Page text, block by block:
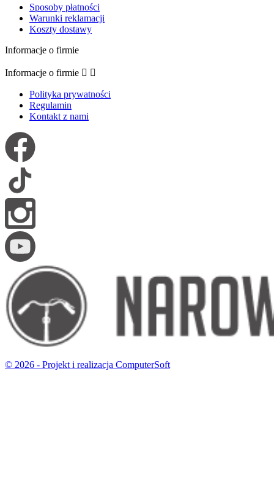
Sposoby płatności
Warunki reklamacji
Koszty dostawy
Informacje o firmie
Informacje o firmie  
Polityka prywatności
Regulamin
Kontakt z nami
© 2026 - Projekt i realizacja ComputerSoft